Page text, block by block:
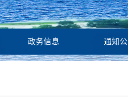
政务信息 通知